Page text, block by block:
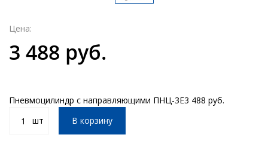
Цена:
3 488 руб.
Пневмоцилиндр с направляющими ПНЦ-3Е3 488 руб.
шт
В корзину